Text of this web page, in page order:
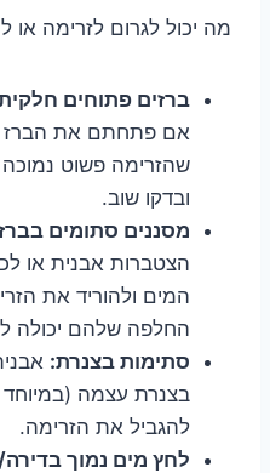
מה יכול לגרום לזרימה או
ברזים פתוחים
אם פתחתם את הברז
שהזרימה פשוט
ובדקו שוב.
מסננים סתומים
הצטברות אבנית או
המים ולהוריד את
החלפה שלהם יכולה
סתימות בצנרת:
בצנרת עצמה (במיוחד
להגביל את הזרימה.
לחץ מים נמוך בדירה/